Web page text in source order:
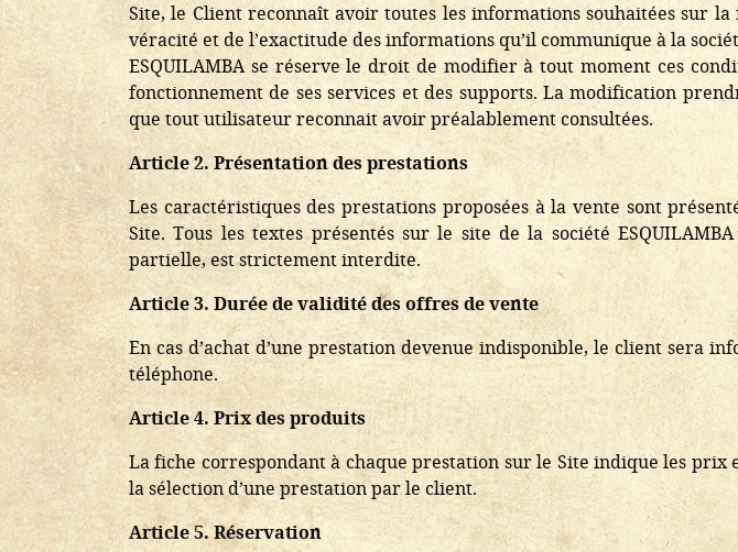
Site, le Client reconnaît avoir toutes les informations souhaitées sur
véracité et de l’exactitude des informations qu’il communique à la
ESQUILAMBA se réserve le droit de modifier à tout moment ces
fonctionnement de ses services et des supports. La modification
que tout utilisateur reconnait avoir préalablement consultées.
Article 2. Présentation des prestations
Les caractéristiques des prestations proposées à la vente sont
Site. Tous les textes présentés sur le site de la société
partielle, est strictement interdite.
Article 3. Durée de validité des offres de vente
En cas d’achat d’une prestation devenue indisponible, le client sera
téléphone.
Article 4. Prix des produits
La fiche correspondant à chaque prestation sur le Site indique les prix
la sélection d’une prestation par le client.
Article 5. Réservation